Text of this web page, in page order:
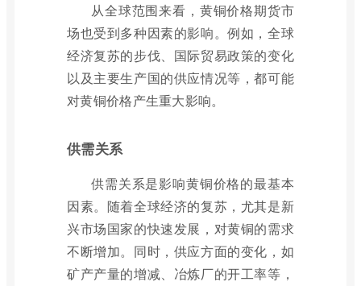
从全球范围来看，黄铜价格期货市
场也受到多种因素的影响。例如，全球
经济复苏的步伐、国际贸易政策的变化
以及主要生产国的供应情况等，都可能
对黄铜价格产生重大影响。
供需关系
供需关系是影响黄铜价格的最基本
因素。随着全球经济的复苏，尤其是新
兴市场国家的快速发展，对黄铜的需求
不断增加。同时，供应方面的变化，如
矿产产量的增减、冶炼厂的开工率等，